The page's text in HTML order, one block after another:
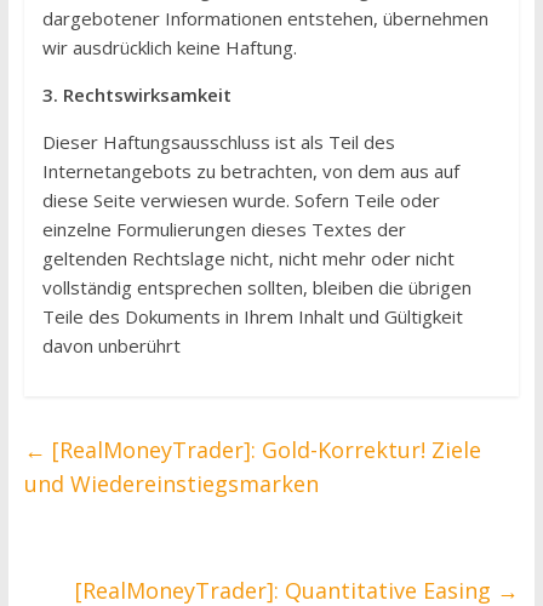
dargebotener Informationen entstehen, übernehmen
wir ausdrücklich keine Haftung.
3. Rechtswirksamkeit
Dieser Haftungsausschluss ist als Teil des
Internetangebots zu betrachten, von dem aus auf
diese Seite verwiesen wurde. Sofern Teile oder
einzelne Formulierungen dieses Textes der
geltenden Rechtslage nicht, nicht mehr oder nicht
vollständig entsprechen sollten, bleiben die übrigen
Teile des Dokuments in Ihrem Inhalt und Gültigkeit
davon unberührt
← [RealMoneyTrader]: Gold-Korrektur! Ziele
und Wiedereinstiegsmarken
[RealMoneyTrader]: Quantitative Easing →